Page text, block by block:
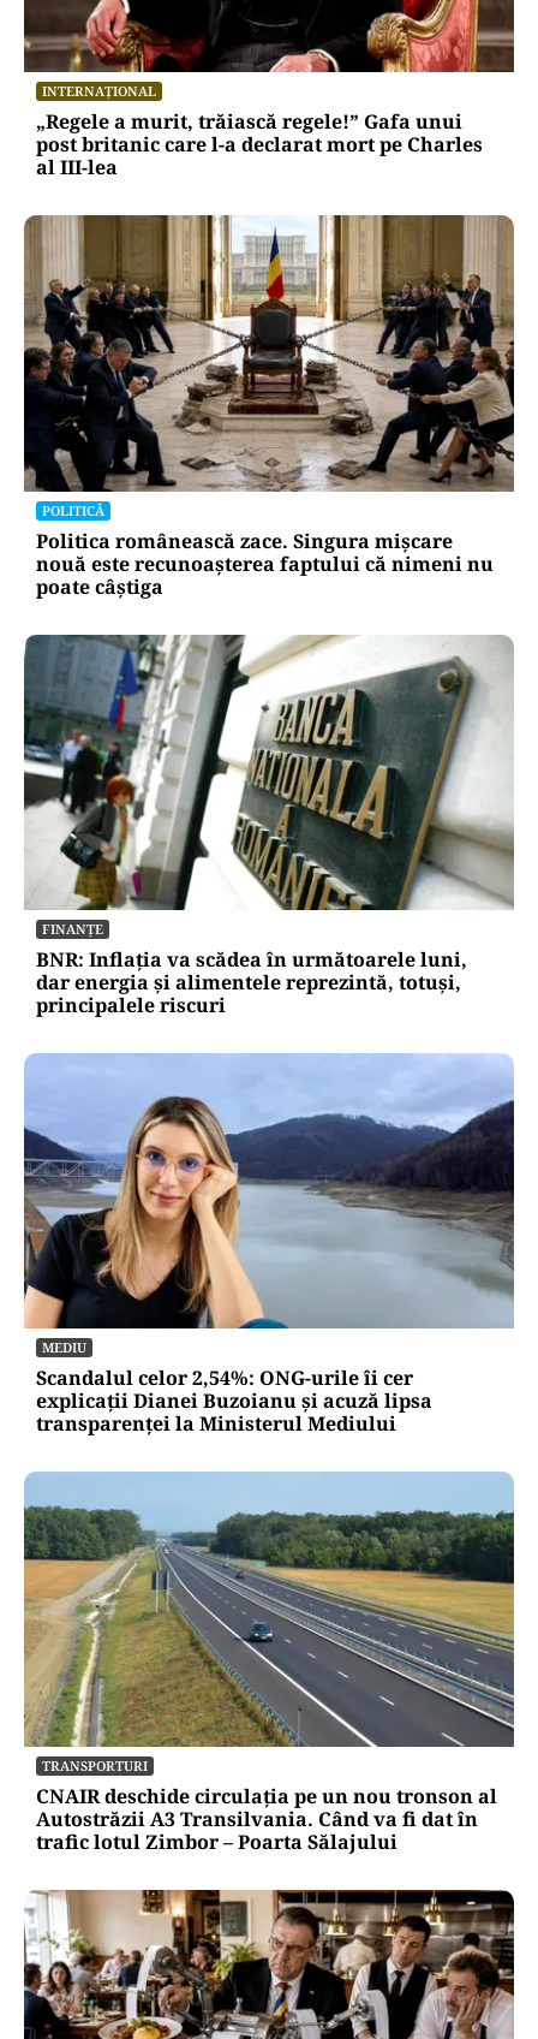
INTERNAȚIONAL
„Regele a murit, trăiască regele!” Gafa unui
post britanic care l-a declarat mort pe Charles
al III-lea
POLITICĂ
Politica românească zace. Singura mișcare
nouă este recunoașterea faptului că nimeni nu
poate câștiga
FINANȚE
BNR: Inflația va scădea în următoarele luni,
dar energia și alimentele reprezintă, totuși,
principalele riscuri
MEDIU
Scandalul celor 2,54%: ONG-urile îi cer
explicații Dianei Buzoianu și acuză lipsa
transparenței la Ministerul Mediului
TRANSPORTURI
CNAIR deschide circulația pe un nou tronson al
Autostrăzii A3 Transilvania. Când va fi dat în
trafic lotul Zimbor – Poarta Sălajului